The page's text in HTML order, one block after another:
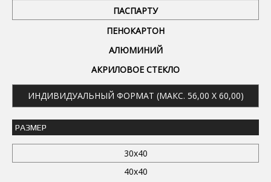
ПАСПАРТУ
ПЕНОКАРТОН
АЛЮМИНИЙ
АКРИЛОВОЕ СТЕКЛО
ИНДИВИДУАЛЬНЫЙ ФОРМАТ (МАКС. 56,00 X 60,00)
РАЗМЕР
30x40
40x40